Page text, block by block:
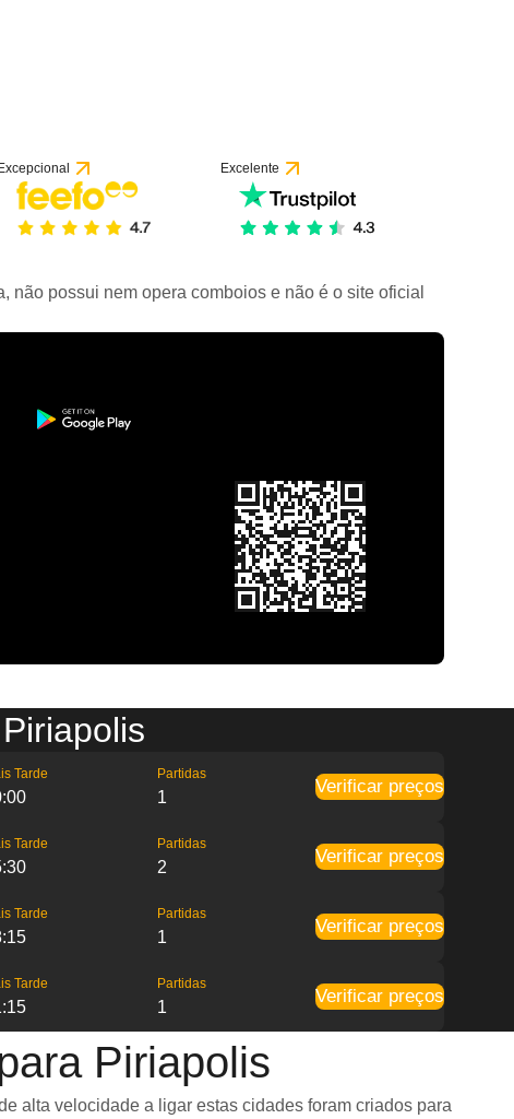
Excepcional Excelente
possui nem opera comboios e não é o site oficial
Tarde Partidas
1
Verificar preços
Tarde Partidas
2
Verificar preços
Tarde Partidas
1
Verificar preços
Tarde Partidas
1
Verificar preços
Piriapolis
alta velocidade a ligar estas cidades foram criados para